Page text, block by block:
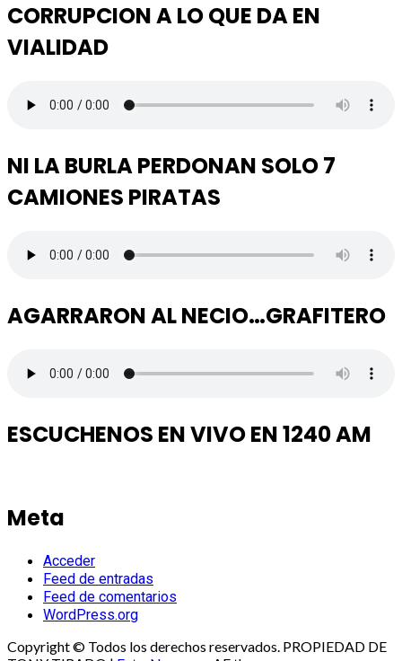
CORRUPCION A LO QUE DA EN
VIALIDAD
NI LA BURLA PERDONAN SOLO 7
CAMIONES PIRATAS
AGARRARON AL NECIO…GRAFITERO
ESCUCHENOS EN VIVO EN 1240 AM
Meta
Acceder
Feed de entradas
Feed de comentarios
WordPress.org
Copyright © Todos los derechos reservados. PROPIEDAD DE